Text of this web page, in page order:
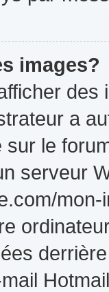
images?
a
le
serveur